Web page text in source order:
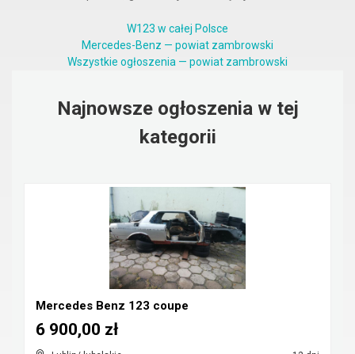
W123 w całej Polsce
Mercedes-Benz — powiat zambrowski
Wszystkie ogłoszenia — powiat zambrowski
Najnowsze ogłoszenia w tej
kategorii
Mercedes Benz 123 coupe
6 900,00 zł